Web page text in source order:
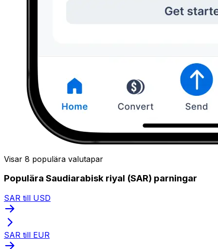
Visar 8 populära valutapar
Populära Saudiarabisk riyal (SAR) parningar
SAR till USD
SAR till EUR